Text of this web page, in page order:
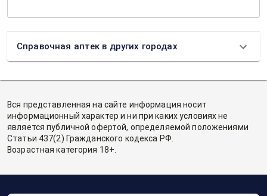
Справочная аптек в других городах
Вся представленная на сайте информация носит
информационный характер и ни при каких условиях не
является публичной офертой, определяемой положениями
Статьи 437(2) Гражданского кодекса РФ.
Возрастная категория 18+.